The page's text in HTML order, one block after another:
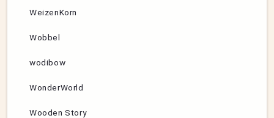
WeizenKorn
Wobbel
wodibow
WonderWorld
Wooden Story